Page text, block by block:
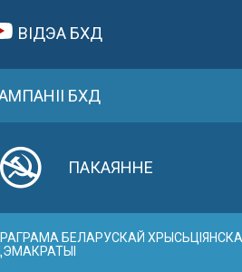
ВІДЭА БХД
БХД
ПАКАЯННЕ
БЕЛАРУСКАЙ